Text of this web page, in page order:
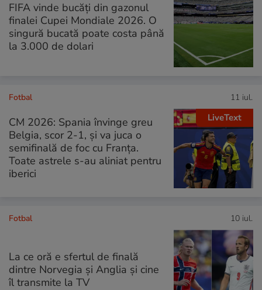
FIFA vinde bucăți din gazonul
finalei Cupei Mondiale 2026. O
singură bucată poate costa până
la 3.000 de dolari
LiveText
Fotbal 11 iul.
CM 2026: Spania învinge greu
Belgia, scor 2-1, și va juca o
semifinală de foc cu Franța.
Toate astrele s-au aliniat pentru
iberici
Fotbal 10 iul.
La ce oră e sfertul de finală
dintre Norvegia și Anglia și cine
îl transmite la TV